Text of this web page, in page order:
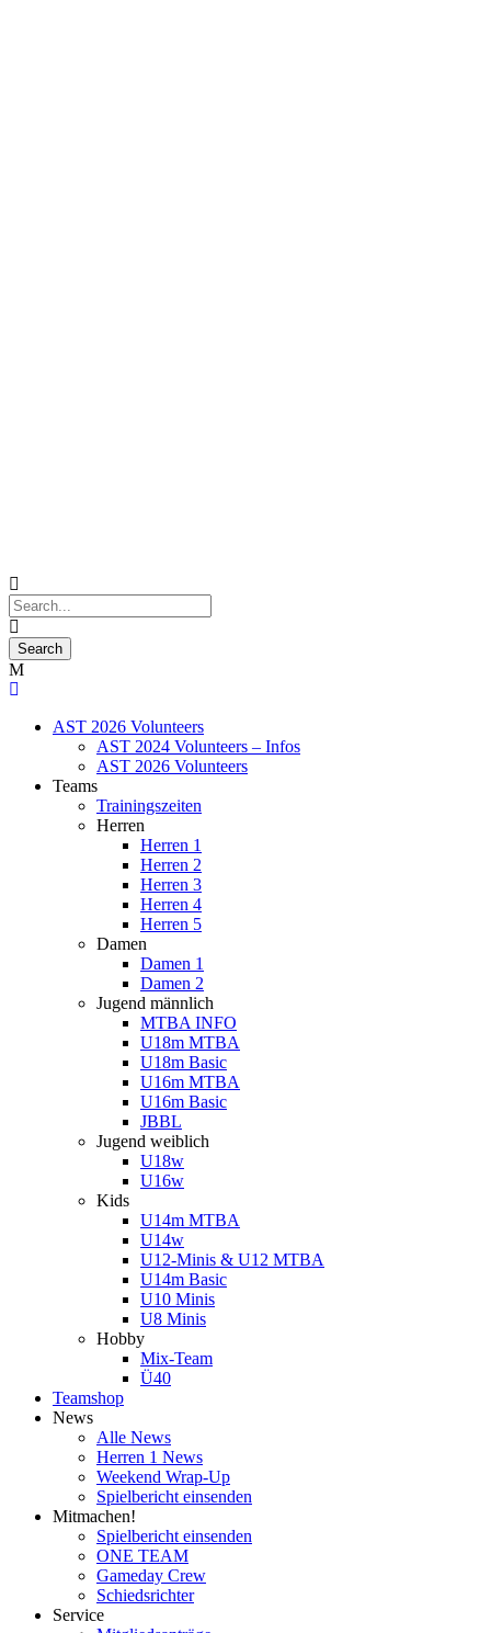
AST 2026 Volunteers
AST 2024 Volunteers – Infos
AST 2026 Volunteers
Teams
Trainingszeiten
Herren
Herren 1
Herren 2
Herren 3
Herren 4
Herren 5
Damen
Damen 1
Damen 2
Jugend männlich
MTBA INFO
U18m MTBA
U18m Basic
U16m MTBA
U16m Basic
JBBL
Jugend weiblich
U18w
U16w
Kids
U14m MTBA
U14w
U12-Minis & U12 MTBA
U14m Basic
U10 Minis
U8 Minis
Hobby
Mix-Team
Ü40
Teamshop
News
Alle News
Herren 1 News
Weekend Wrap-Up
Spielbericht einsenden
Mitmachen!
Spielbericht einsenden
ONE TEAM
Gameday Crew
Schiedsrichter
Service